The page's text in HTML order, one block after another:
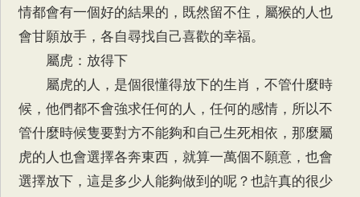
情都會有一個好的結果的，既然留不住，屬猴的人也
會甘願放手，各自尋找自己喜歡的幸福。
屬虎：放得下
屬虎的人，是個很懂得放下的生肖，不管什麼時
候，他們都不會強求任何的人，任何的感情，所以不
管什麼時候隻要對方不能夠和自己生死相依，那麼屬
虎的人也會選擇各奔東西，就算一萬個不願意，也會
選擇放下，這是多少人能夠做到的呢？也許真的很少